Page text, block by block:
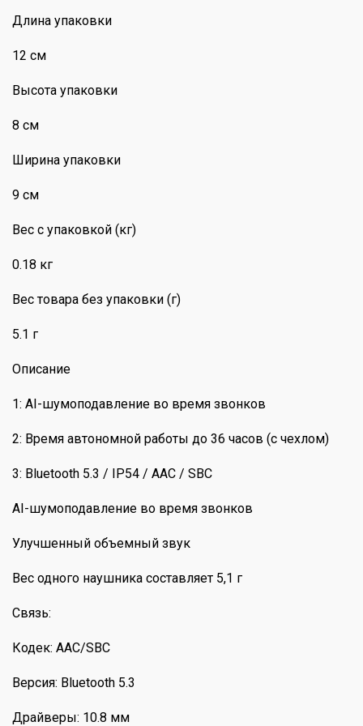
Длина упаковки
12 см
Высота упаковки
8 см
Ширина упаковки
9 см
Вес с упаковкой (кг)
0.18 кг
Вес товара без упаковки (г)
5.1 г
Описание
1: AI-шумоподавление во время звонков
2: Время автономной работы до 36 часов (с чехлом)
3: Bluetooth 5.3 / IP54 / AAC / SBC
AI-шумоподавление во время звонков
Улучшенный объемный звук
Вес одного наушника составляет 5,1 г
Связь:
Кодек: AAC/SBC
Версия: Bluetooth 5.3
Драйверы: 10.8 мм